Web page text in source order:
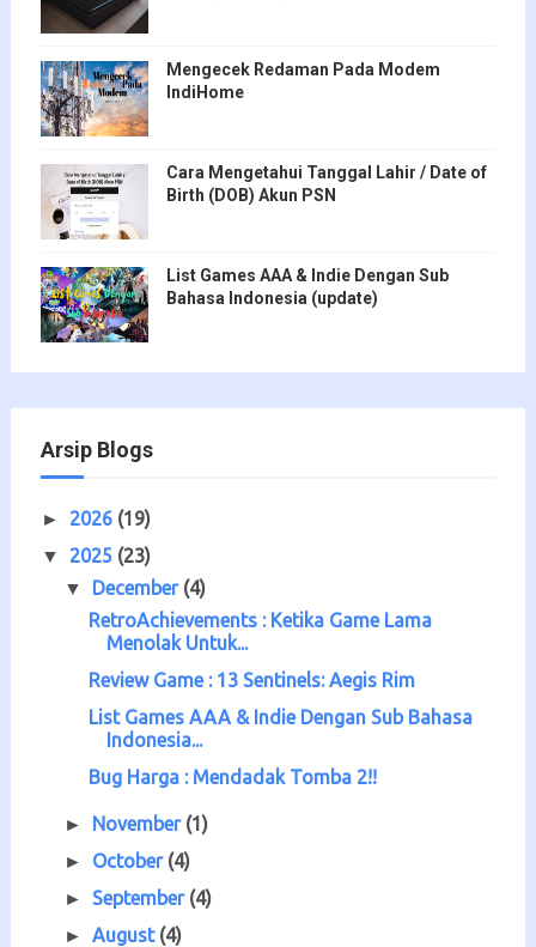
Mengecek Redaman Pada Modem
IndiHome
Cara Mengetahui Tanggal Lahir / Date of
Birth (DOB) Akun PSN
List Games AAA & Indie Dengan Sub
Bahasa Indonesia (update)
Arsip Blogs
► 2026 (19)
▼ 2025 (23)
▼ December (4)
RetroAchievements : Ketika Game Lama
Menolak Untuk...
Review Game : 13 Sentinels: Aegis Rim
List Games AAA & Indie Dengan Sub Bahasa
Indonesia...
Bug Harga : Mendadak Tomba 2!!
► November (1)
► October (4)
►September (4)
►August (4)